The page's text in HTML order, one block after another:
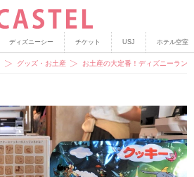
ディズニーシー チケット USJ ホテル空室
グッズ・お土産 お土産の大定番！ディズニーラン